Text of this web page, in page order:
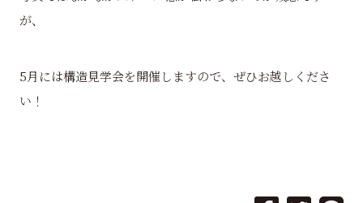
が、
5月には構造見学会を開催しますので、ぜひお越しくださ
い！